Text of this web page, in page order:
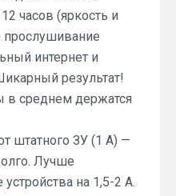
часов (яркость и
прослушивание
интернет и
результат!
среднем держатся
штатного ЗУ (1 А) —
Лучше
на 1,5-2 А.